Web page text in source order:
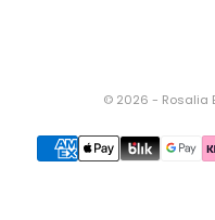
© 2026 - Rosalia